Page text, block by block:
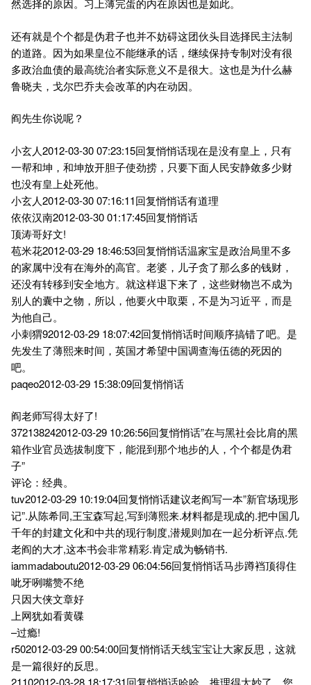
然选择的原因。习上薄完蛋的内在原因也是如此。
还有就是个个都是伪君子也并不妨碍这团伙头目选择民主法制
的道路。因为如果皇位不能继承的话，继续保持专制对没有很
多政治血债的最高统治者实际意义不是很大。这也是为什么赫
鲁晓夫，戈尔巴乔夫会改革的内在动因。
阎先生你说呢？
小玄人2012-03-30 07:23:15回复悄悄话现在是没有皇上，只有
一帮和坤，和坤放开胆子使劲捞，只要下面人民安静敛多少财
也没有皇上处死他。
小玄人2012-03-30 07:16:11回复悄悄话有道理
依依汉南2012-03-30 01:17:45回复悄悄话
顶涛哥好文!
苞米花2012-03-29 18:46:53回复悄悄话温家宝是政治局里不多
的家属中没有在海外的高官。老婆，儿子贪了那么多的钱财，
还没有转移到安全地方。就这样退下来了，这些财物岂不成为
别人的囊中之物，所以，他要火中取栗，不是为习近平，而是
为他自己。
小刺猬92012-03-29 18:07:42回复悄悄话时间顺序搞错了吧。是
先发生了薄熙来时间，英国才希望中国调查海伍德的死因的
吧。
paqeo2012-03-29 15:38:09回复悄悄话
阎老师写得太好了!
372138242012-03-29 10:26:56回复悄悄话”在与黑社会比肩的黑
箱作业官员选拔制度下，能混到那个地步的人，个个都是伪君
子”
评论：经典。
tuv2012-03-29 10:19:04回复悄悄话建议老阎写一本”新官场现形
记”.从陈希同,王宝森写起,写到薄熙来.材料都是现成的.把中国几
千年的封建文化和中共的现行制度,潜规则加在一起分析评点.凭
老阎的大才,这本书会非常精彩.肯定成为畅销书.
iammadaboutu2012-03-29 06:04:56回复悄悄话马步蹲裆顶得住
呲牙咧嘴赞不绝
只因大侠文章好
上网犹如看黄碟
–过瘾!
r502012-03-29 00:54:00回复悄悄话天线宝宝让大家反思，这就
是一篇很好的反思。
21102012-03-28 18:17:31回复悄悄话哈哈，推理得太妙了，您